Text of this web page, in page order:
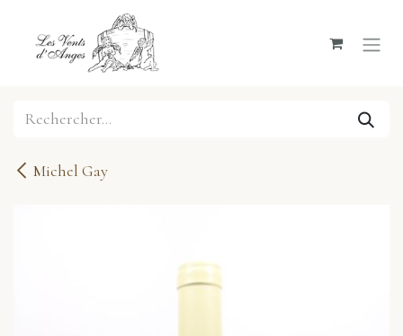
Se rendre au contenu
Michel Gay